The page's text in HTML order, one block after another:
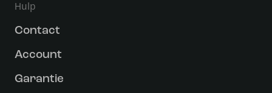
Hulp
Contact
Account
Garantie